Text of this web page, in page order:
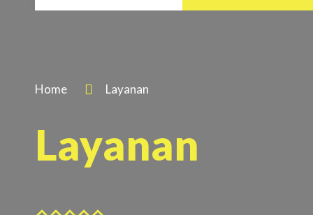
Home Layanan
Layanan